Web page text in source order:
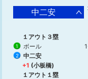
中二安
１アウト３塁
1 ボール
2
中二安
+1 (小板橋)
１アウト１塁